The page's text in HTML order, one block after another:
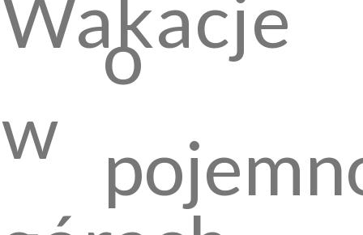
Wakacje
w
o